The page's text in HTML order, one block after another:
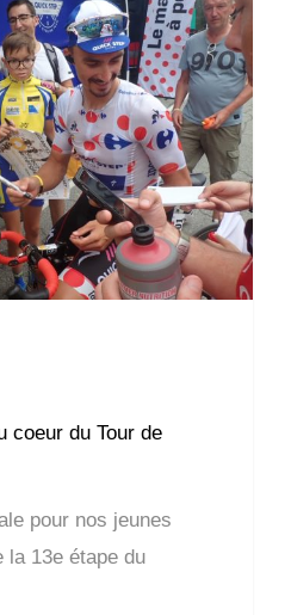
coeur du Tour de
pour nos jeunes
la 13e étape du